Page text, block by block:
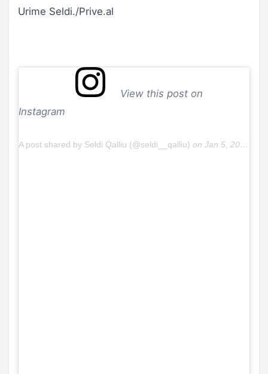
Urime Seldi./Prive.al
View this post on
Instagram
A post shared by Seldi Qalliu (@seldi__qalliu) on Jan 5, 2019 at 3:58am PST